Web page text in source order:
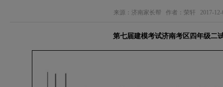
来源： 济南家长帮 作者：荣轩 2017-12-
第七届建模考试济南考区四年级二